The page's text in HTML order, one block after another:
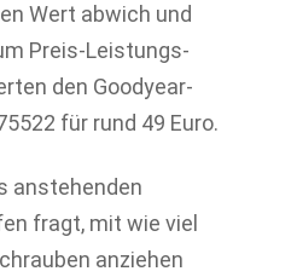
Wert abwich und
Preis-Leistungs-
den Goodyear-
für rund 49 Euro.
anstehenden
fragt, mit wie viel
anziehen